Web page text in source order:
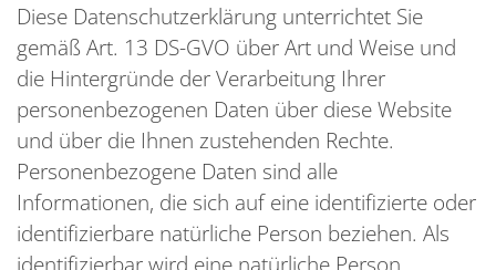
Diese Datenschutzerklärung unterrichtet Sie
gemäß Art. 13 DS-GVO über Art und Weise und
die Hintergründe der Verarbeitung Ihrer
personenbezogenen Daten über diese Website
und über die Ihnen zustehenden Rechte.
Personenbezogene Daten sind alle
Informationen, die sich auf eine identifizierte oder
identifizierbare natürliche Person beziehen. Als